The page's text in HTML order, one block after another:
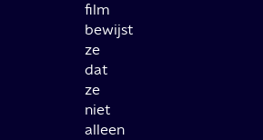
film
bewijst
ze
dat
ze
niet
alleen